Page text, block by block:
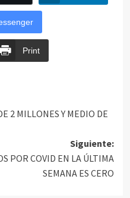
Print
2 MILLONES Y MEDIO DE
Siguiente:
POR COVID EN LA ÚLTIMA
SEMANA ES CERO